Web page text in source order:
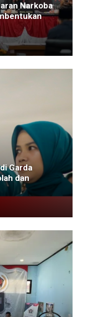
Narkoba
Garda
dan